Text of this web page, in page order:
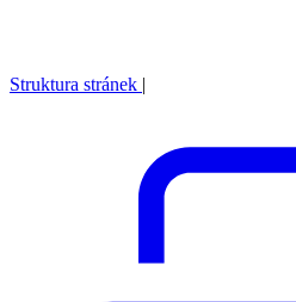
Struktura stránek |